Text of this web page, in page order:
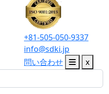
+81-505-050-9337
info@sdki.jp
問い合わせ
x